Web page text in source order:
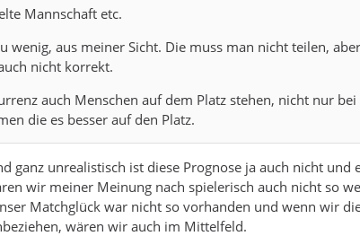
Mannschaft etc.
wenig, aus meiner Sicht. Die muss man nicht teilen,
nicht korrekt.
auch Menschen auf dem Platz stehen, nicht nur bei
die es besser auf den Platz.
ganz unrealistisch ist diese Prognose ja auch nicht und
wir meiner Meinung nach spielerisch auch nicht so
Matchglück war nicht so vorhanden und wenn wir
wären wir auch im Mittelfeld.